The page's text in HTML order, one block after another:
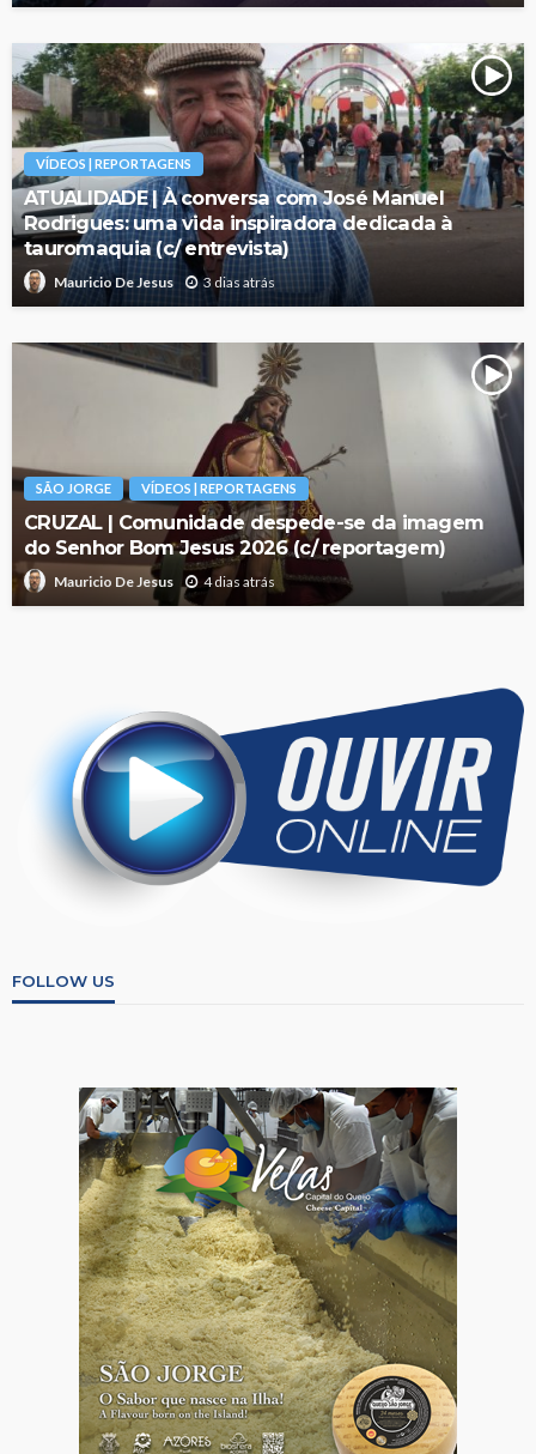
VÍDEOS | REPORTAGENS
ATUALIDADE | À conversa com José Manuel
Rodrigues: uma vida inspiradora dedicada à
tauromaquia (c/ entrevista)
Mauricio De Jesus 3 dias atrás
SÃO JORGE VÍDEOS | REPORTAGENS
CRUZAL | Comunidade despede-se da imagem
do Senhor Bom Jesus 2026 (c/ reportagem)
Mauricio De Jesus 4 dias atrás
FOLLOW US